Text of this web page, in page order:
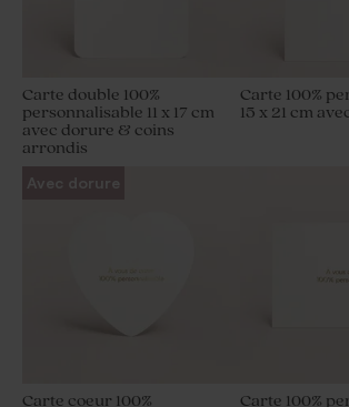
Carte double 100%
personnalisable 11 x 17 cm
avec dorure & coins
arrondis
Carte 100%
15 x 21 cm
Avec dorure
Carte coeur 100%
Carte 100%